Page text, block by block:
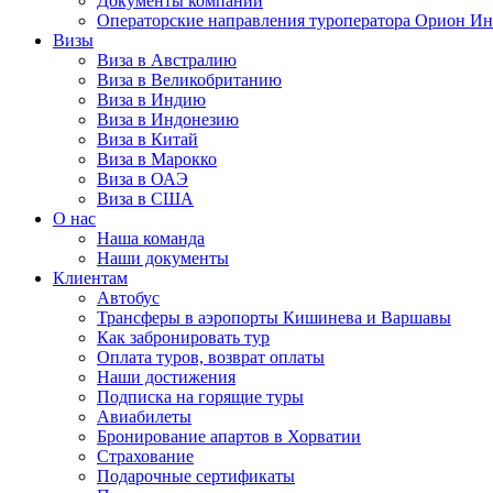
Операторские направления туроператора Орион
Визы
Виза в Австралию
Виза в Великобританию
Виза в Индию
Виза в Индонезию
Виза в Китай
Виза в Марокко
Виза в ОАЭ
Виза в США
О нас
Наша команда
Наши документы
Клиентам
Автобус
Трансферы в аэропорты Кишинева и Варшавы
Как забронировать тур
Оплата туров, возврат оплаты
Наши достижения
Подписка на горящие туры
Авиабилеты
Бронирование апартов в Хорватии
Страхование
Подарочные сертификаты